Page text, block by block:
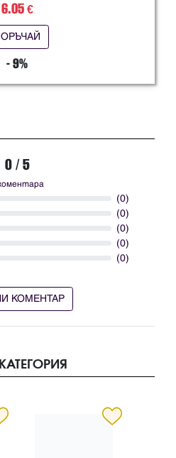
6.05€
- 9%
0 / 5
(0)
(0)
(0)
(0)
(0)
КОМЕНТАР